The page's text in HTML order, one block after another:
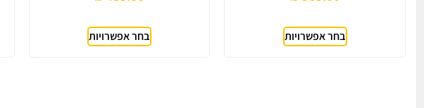
בחר אפשרויות בחר אפשרויות